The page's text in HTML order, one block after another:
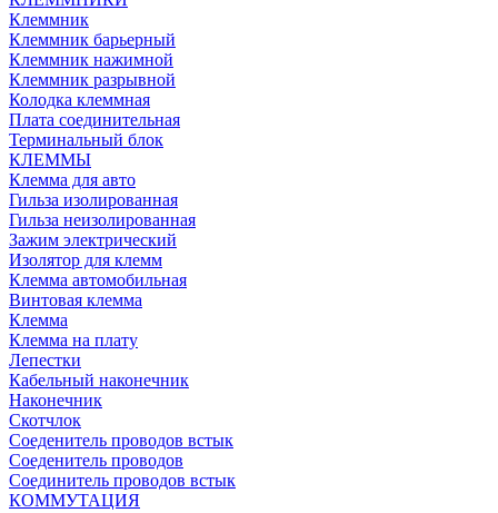
Клеммник
Клеммник барьерный
Клеммник нажимной
Клеммник разрывной
Колодка клеммная
Плата соединительная
Терминальный блок
КЛЕММЫ
Клемма для авто
Гильза изолированная
Гильза неизолированная
Зажим электрический
Изолятор для клемм
Клемма автомобильная
Винтовая клемма
Клемма
Клемма на плату
Лепестки
Кабельный наконечник
Наконечник
Скотчлок
Соеденитель проводов встык
Соеденитель проводов
Соединитель проводов встык
КОММУТАЦИЯ